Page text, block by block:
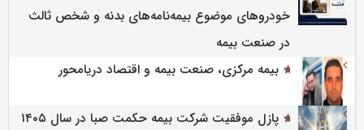
خودروهای موضوع بیمه‌نامه‌های بدنه و شخص ثالث
در صنعت بیمه
بیمه مرکزی، صنعت بیمه و اقتصاد دریامحور
پازل موفقیت شرکت بیمه حکمت صبا در سال ۱۴۰۵